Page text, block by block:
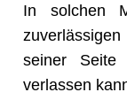
In solchen
seiner
verlassen